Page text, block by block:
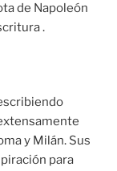
de Napoleón
.
y Milán. Sus
para